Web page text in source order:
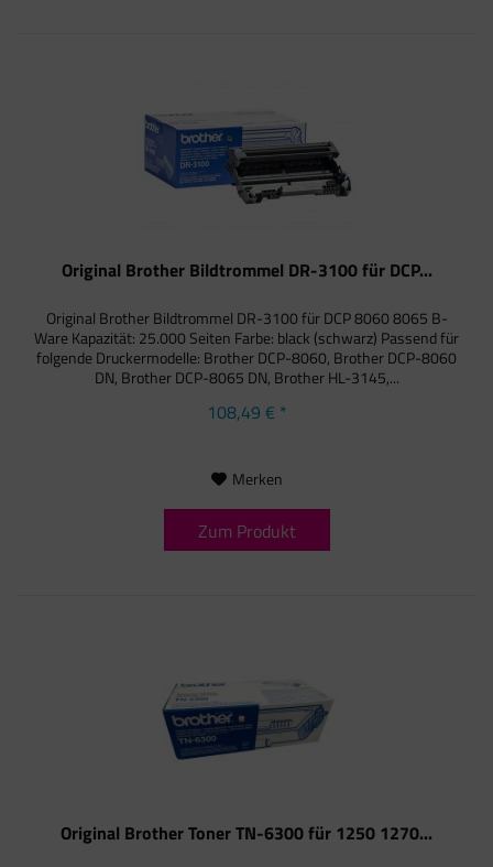
Original Brother Bildtrommel DR-3100 für DCP...
Original Brother Bildtrommel DR-3100 für DCP 8060 8065 B-
Ware Kapazität: 25.000 Seiten Farbe: black (schwarz) Passend für
folgende Druckermodelle: Brother DCP-8060, Brother DCP-8060
DN, Brother DCP-8065 DN, Brother HL-3145,...
108,49 € *
Merken
Zum Produkt
Original Brother Toner TN-6300 für 1250 1270...